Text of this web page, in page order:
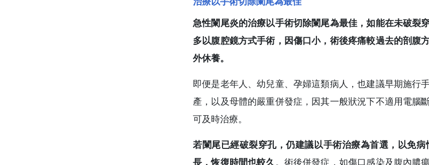
急性闌尾炎的治療以手術切除闌尾為最佳，如能在未破裂
多以腹腔鏡方式手術，因傷口小，術後疼痛較過去的剖腹
外休養。
即便是老年人、幼兒童、孕婦這類病人，也建議早期施行
產，以及母體的嚴重併發症，因其一般狀況下不適用電腦
可及時治療。
若闌尾已經破裂穿孔，仍建議以手術治療為首選，以免
長，恢復時間也較久 。術後併發症，如傷口感染及腹內膿